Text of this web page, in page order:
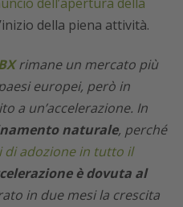
della piena attività.
rimane un mercato più
europei, però in
a un’accelerazione. In
naturale, perché
di adozione in tutto il
è dovuta al
in due mesi la crescita